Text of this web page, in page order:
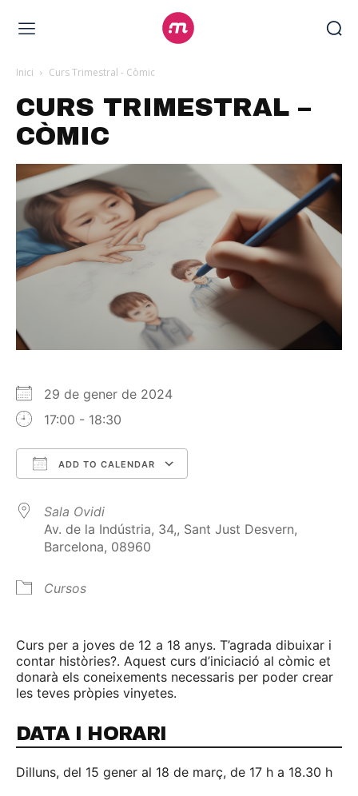
Inici Curs Trimestral - Còmic
CURS TRIMESTRAL –
CÒMIC
29 de gener de 2024
17:00 - 18:30
ADD TO CALENDAR
Sala Ovidi
Av. de la Indústria, 34,, Sant Just Desvern,
Barcelona, 08960
Cursos
Curs per a joves de 12 a 18 anys. T’agrada dibuixar i
contar històries?. Aquest curs d’iniciació al còmic et
donarà els coneixements necessaris per poder crear
les teves pròpies vinyetes.
DATA I HORARI
Dilluns, del 15 gener al 18 de març, de 17 h a 18.30 h